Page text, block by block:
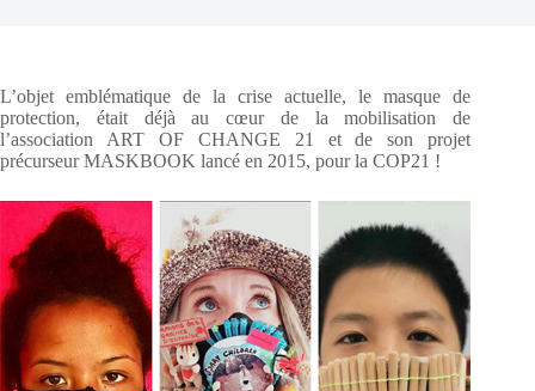
L’objet emblématique de la crise actuelle, le masque de
protection, était déjà au cœur de la mobilisation de
l’association ART OF CHANGE 21 et de son projet
précurseur MASKBOOK lancé en 2015, pour la COP21 !